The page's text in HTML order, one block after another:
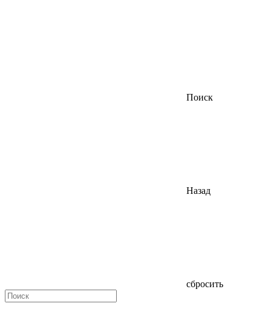
Поиск
Назад
сбросить